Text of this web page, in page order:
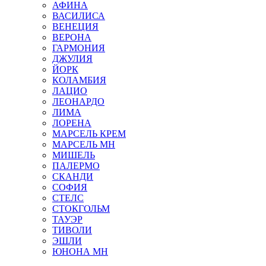
АФИНА
ВАСИЛИСА
ВЕНЕЦИЯ
ВЕРОНА
ГАРМОНИЯ
ДЖУЛИЯ
ЙОРК
КОЛАМБИЯ
ЛАЦИО
ЛЕОНАРДО
ЛИМА
ЛОРЕНА
МАРСЕЛЬ КРЕМ
МАРСЕЛЬ МН
МИШЕЛЬ
ПАЛЕРМО
СКАНДИ
СОФИЯ
СТЕЛС
СТОКГОЛЬМ
ТАУЭР
ТИВОЛИ
ЭШЛИ
ЮНОНА МН